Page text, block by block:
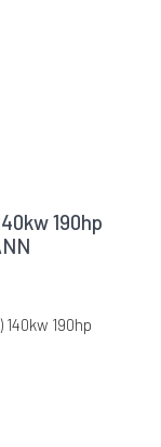
190hp
140kw 190hp